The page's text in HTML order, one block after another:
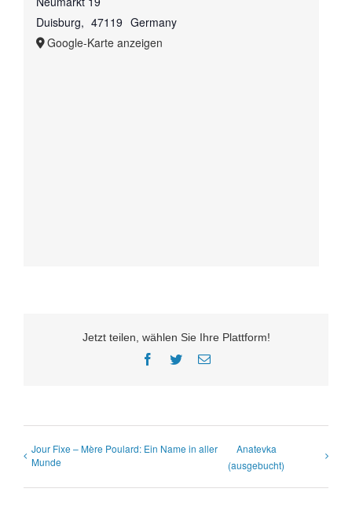
Duisburg, 47119 Germany
Google-Karte anzeigen
Jetzt teilen, wählen Sie Ihre Plattform!
Facebook
TwitterE-
Jour Fixe – Mère Poulard: Ein Name in aller
Munde
Anatevka
(ausgebucht)